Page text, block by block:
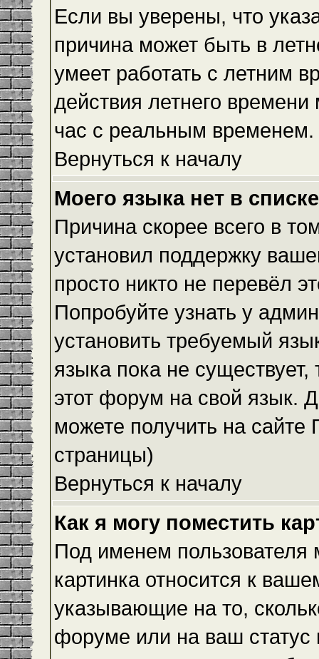
Если вы уверены, что
причина может быть в
умеет работать с летним
действия летнего
час с реальным временем.
Вернуться к началу
Моего языка нет в
Причина скорее всего в
установил поддержку
просто никто не перевёл
Попробуйте узнать у
установить требуемый
языка пока не
этот форум на свой язык.
можете получить на сайте
страницы)
Вернуться к началу
Как я могу поместить
Под именем пользователя
картинка относится к
указывающие на то,
форуме или на ваш